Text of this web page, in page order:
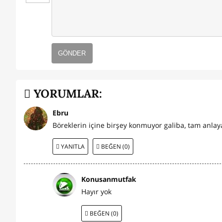
GÖNDER
YORUMLAR:
Ebru
Böreklerin içine birşey konmuyor galiba, tam
YANITLA BEĞEN (0)
Konusanmutfak
Hayır yok
BEĞEN (0)